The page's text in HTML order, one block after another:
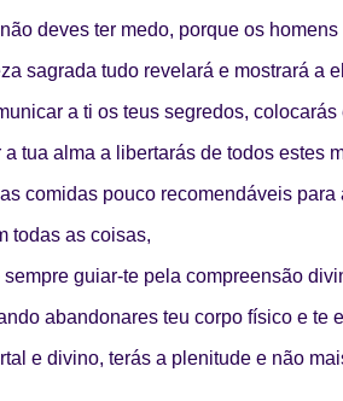
deves ter medo, porque os
sagrada tudo revelará e mostrará a
a ti os teus segredos,
a tua alma a libertarás de todos estes
comidas pouco recomendáveis
todas as coisas,
guiar-te pela compreensão
abandonares teu corpo físico e te
e divino, terás a plenitude e não